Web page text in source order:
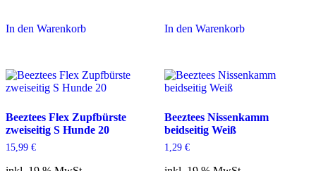
In den Warenkorb In den Warenkorb
Beeztees Flex Zupfbürste
zweiseitig S Hunde 20
15,99 €
Beeztees Nissenkamm
beidseitig Weiß
1,29 €